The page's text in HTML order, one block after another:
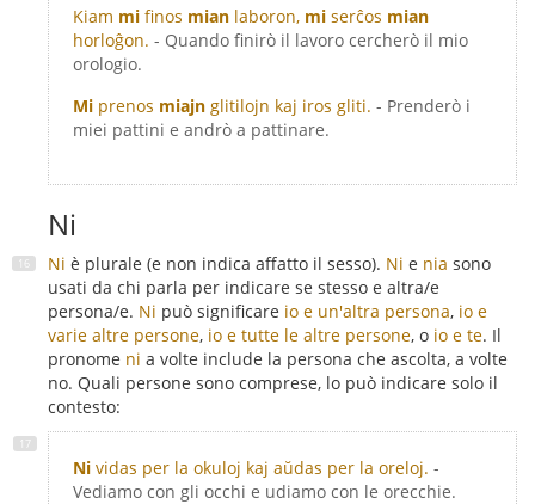
Kiam mi finos mian laboron, mi serĉos mian
horloĝon. - Quando finirò il lavoro cercherò il mio
orologio.
Mi prenos miajn glitilojn kaj iros gliti. - Prenderò i
miei pattini e andrò a pattinare.
Ni
Ni è plurale (e non indica affatto il sesso). Ni e nia sono
usati da chi parla per indicare se stesso e altra/e
persona/e. Ni può significare io e un'altra persona, io e
varie altre persone, io e tutte le altre persone, o io e te. Il
pronome ni a volte include la persona che ascolta, a volte
no. Quali persone sono comprese, lo può indicare solo il
contesto:
Ni vidas per la okuloj kaj aŭdas per la oreloj. -
Vediamo con gli occhi e udiamo con le orecchie.